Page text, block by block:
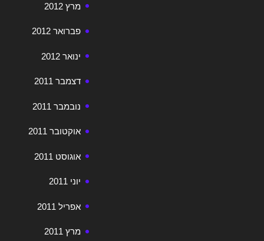
מרץ 2012
פברואר 2012
ינואר 2012
דצמבר 2011
נובמבר 2011
אוקטובר 2011
אוגוסט 2011
יוני 2011
אפריל 2011
מרץ 2011